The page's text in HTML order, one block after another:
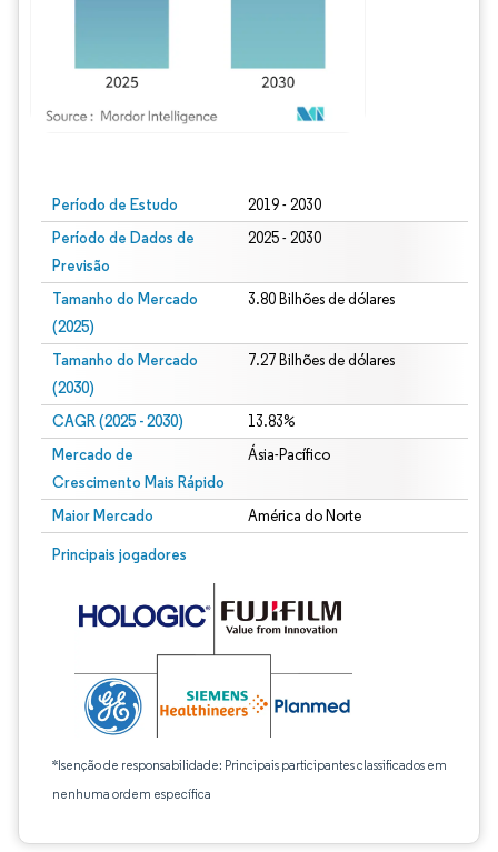
Período de Estudo 2019 - 2030
Período de Dados de
Previsão
2025 - 2030
Tamanho do Mercado
(2025)
3.80 Bilhões de dólares
Tamanho do Mercado
(2030)
7.27 Bilhões de dólares
CAGR (2025 - 2030) 13.83%
Mercado de
Crescimento Mais Rápido
Ásia-Pacífico
Maior Mercado América do Norte
Principais jogadores
*Isenção de responsabilidade: Principais participantes classificados em
nenhuma ordem específica